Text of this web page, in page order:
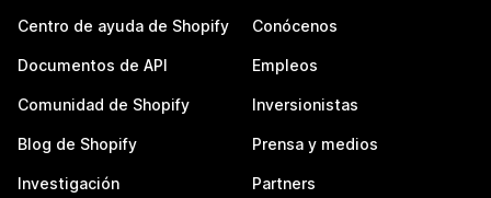
Centro de ayuda de Shopify
Documentos de API
Comunidad de Shopify
Blog de Shopify
Investigación
Conócenos
Empleos
Inversionistas
Prensa y medios
Partners